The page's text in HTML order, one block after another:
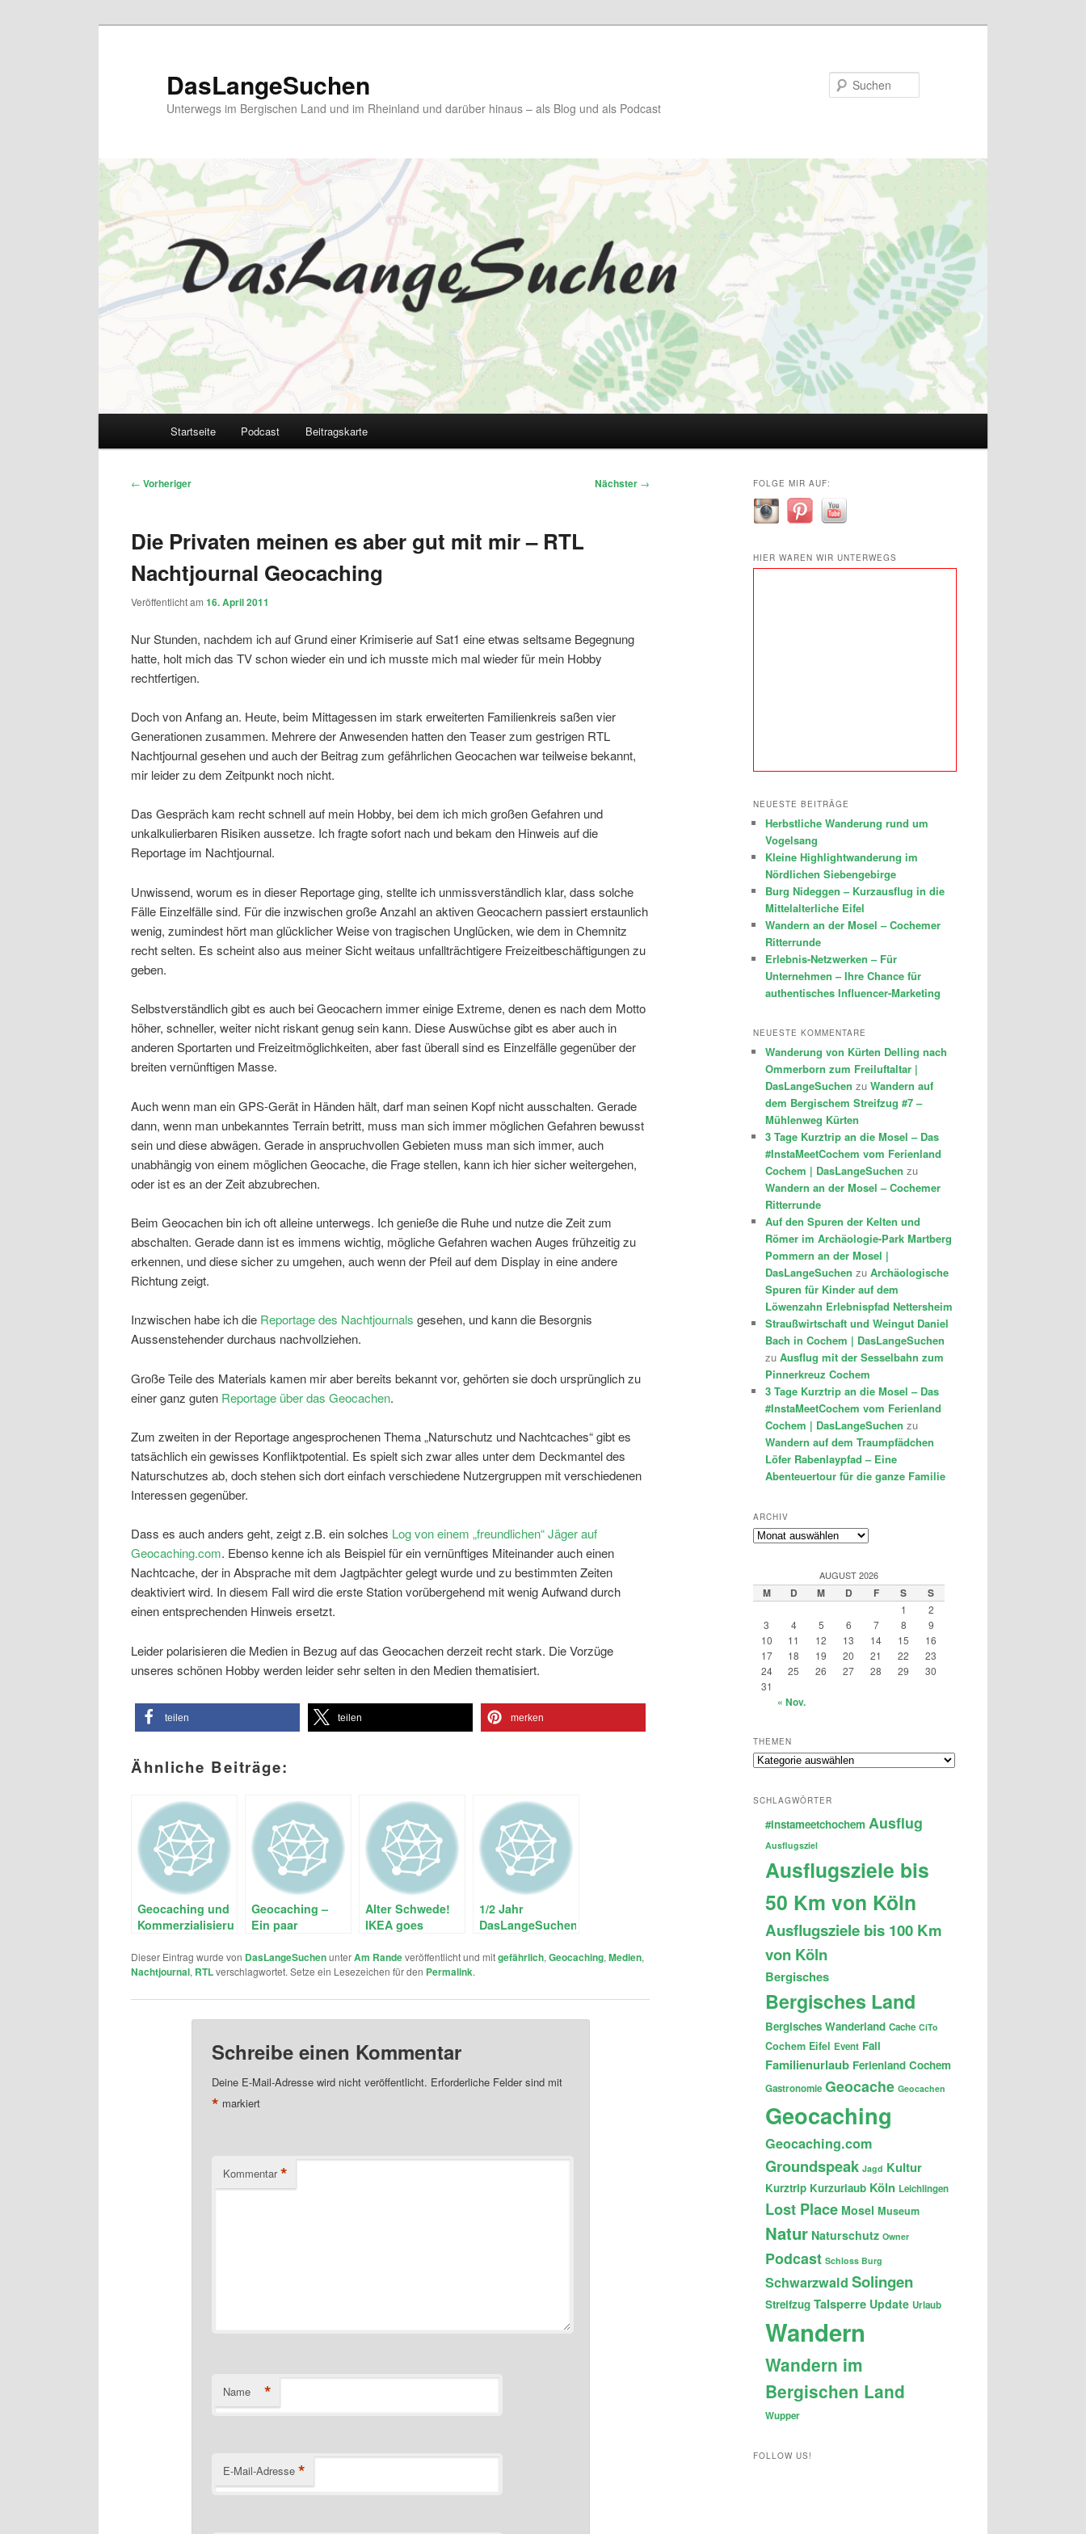
DasLangeSuchen
Unterwegs im Bergischen Land und im Rheinland und darüber hinaus – als Blog und als Podcast
Startseite Podcast Beitragskarte
Beitragsnavigation
← Vorheriger Nächster →
Die Privaten meinen es aber gut mit mir – RTL
Nachtjournal Geocaching
Veröffentlicht am 16. April 2011
Nur Stunden, nachdem ich auf Grund einer Krimiserie auf Sat1 eine etwas seltsame Begegnung
hatte, holt mich das TV schon wieder ein und ich musste mich mal wieder für mein Hobby
rechtfertigen.
Doch von Anfang an. Heute, beim Mittagessen im stark erweiterten Familienkreis saßen vier
Generationen zusammen. Mehrere der Anwesenden hatten den Teaser zum gestrigen RTL
Nachtjournal gesehen und auch der Beitrag zum gefährlichen Geocachen war teilweise bekannt,
mir leider zu dem Zeitpunkt noch nicht.
Das Gespräch kam recht schnell auf mein Hobby, bei dem ich mich großen Gefahren und
unkalkulierbaren Risiken aussetze. Ich fragte sofort nach und bekam den Hinweis auf die
Reportage im Nachtjournal.
Unwissend, worum es in dieser Reportage ging, stellte ich unmissverständlich klar, dass solche
Fälle Einzelfälle sind. Für die inzwischen große Anzahl an aktiven Geocachern passiert erstaunlich
wenig, zumindest hört man glücklicher Weise von tragischen Unglücken, wie dem in Chemnitz
recht selten. Es scheint also aus meiner Sicht weitaus unfallträchtigere Freizeitbeschäftigungen zu
geben.
Selbstverständlich gibt es auch bei Geocachern immer einige Extreme, denen es nach dem Motto
höher, schneller, weiter nicht riskant genug sein kann. Diese Auswüchse gibt es aber auch in
anderen Sportarten und Freizeitmöglichkeiten, aber fast überall sind es Einzelfälle gegenüber der
breiten vernünftigen Masse.
Auch wenn man ein GPS-Gerät in Händen hält, darf man seinen Kopf nicht ausschalten. Gerade
dann, wenn man unbekanntes Terrain betritt, muss man sich immer möglichen Gefahren bewusst
sein und diese abwägen. Gerade in anspruchvollen Gebieten muss man sich immer, auch
unabhängig von einem möglichen Geocache, die Frage stellen, kann ich hier sicher weitergehen,
oder ist es an der Zeit abzubrechen.
Beim Geocachen bin ich oft alleine unterwegs. Ich genieße die Ruhe und nutze die Zeit zum
abschalten. Gerade dann ist es immens wichtig, mögliche Gefahren wachen Auges frühzeitig zu
erkennen, und diese sicher zu umgehen, auch wenn der Pfeil auf dem Display in eine andere
Richtung zeigt.
Inzwischen habe ich die Reportage des Nachtjournals gesehen, und kann die Besorgnis
Aussenstehender durchaus nachvollziehen.
Große Teile des Materials kamen mir aber bereits bekannt vor, gehörten sie doch ursprünglich zu
einer ganz guten Reportage über das Geocachen.
Zum zweiten in der Reportage angesprochenen Thema „Naturschutz und Nachtcaches“ gibt es
tatsächlich ein gewisses Konfliktpotential. Es spielt sich zwar alles unter dem Deckmantel des
Naturschutzes ab, doch stehen sich dort einfach verschiedene Nutzergruppen mit verschiedenen
Interessen gegenüber.
Dass es auch anders geht, zeigt z.B. ein solches Log von einem „freundlichen“ Jäger auf
Geocaching.com. Ebenso kenne ich als Beispiel für ein vernünftiges Miteinander auch einen
Nachtcache, der in Absprache mit dem Jagtpächter gelegt wurde und zu bestimmten Zeiten
deaktiviert wird. In diesem Fall wird die erste Station vorübergehend mit wenig Aufwand durch
einen entsprechenden Hinweis ersetzt.
Leider polarisieren die Medien in Bezug auf das Geocachen derzeit recht stark. Die Vorzüge
unseres schönen Hobby werden leider sehr selten in den Medien thematisiert.
teilen teilen merken
Ähnliche Beiträge:
Geocaching und
Kommerzialisierung
Geocaching –
Ein paar
Entwicklung
Alter Schwede!
IKEA goes
1/2 Jahr
DasLangeSuchen
Geocaching Blog
Dieser Eintrag wurde von DasLangeSuchenunterAm Randeveröffentlicht und mitgefährlich, Geocaching, Medien,
Nachtjournal, RTLverschlagwortet. Setze ein Lesezeichen für den Permalink.
Schreibe einen Kommentar
Deine E-Mail-Adresse wird nicht veröffentlicht. Erforderliche Felder sind mit
* markiert
Kommentar *
Name *
E-Mail-Adresse *
FOLGE MIR AUF:
HIER WAREN WIR UNTERWEGS
NEUESTE BEITRÄGE
Herbstliche Wanderung rund um
Vogelsang
Kleine Highlightwanderung im
Nördlichen Siebengebirge
Burg Nideggen – Kurzausflug in die
Mittelalterliche Eifel
Wandern an der Mosel – Cochemer
Ritterrunde
Erlebnis-Netzwerken – Für
Unternehmen – Ihre Chance für
authentisches Influencer-Marketing
NEUESTE KOMMENTARE
Wanderung von Kürten Delling nach
Ommerborn zum Freiluftaltar |
DasLangeSuchen zu Wandern auf
dem Bergischem Streifzug #7 –
Mühlenweg Kürten
3 Tage Kurztrip an die Mosel – Das
#InstaMeetCochem vom Ferienland
Cochem | DasLangeSuchen zu
Wandern an der Mosel – Cochemer
Ritterrunde
Auf den Spuren der Kelten und
Römer im Archäologie-Park Martberg
Pommern an der Mosel |
DasLangeSuchen zu Archäologische
Spuren für Kinder auf dem
Löwenzahn Erlebnispfad Nettersheim
Straußwirtschaft und Weingut Daniel
Bach in Cochem | DasLangeSuchen
zu Ausflug mit der Sesselbahn zum
Pinnerkreuz Cochem
3 Tage Kurztrip an die Mosel – Das
#InstaMeetCochem vom Ferienland
Cochem | DasLangeSuchen zu
Wandern auf dem Traumpfädchen
Löfer Rabenlaypfad – Eine
Abenteuertour für die ganze Familie
ARCHIV
Archiv
AUGUST 2026
M D M D F S S
1
2
3
4 5 6 7 8
9
10
11 12 13 14 15
16
17
18 19 20 21 22
23
24
25 26 27 28 29
30
31
« Nov.
THEMEN
Themen
SCHLAGWÖRTER
#instameetchochem Ausflug
Ausflugsziel
Ausflugsziele bis
50 Km von Köln
Ausflugsziele bis 100 Km
von Köln
Bergisches
Bergisches Land
Bergisches Wanderland Cache CiTo
Cochem Eifel Event Fail
Familienurlaub Ferienland Cochem
Gastronomie Geocache Geocachen
Geocaching
Geocaching.com
Groundspeak Jagd Kultur
Kurztrip Kurzurlaub Köln Leichlingen
Lost Place Mosel Museum
Natur Naturschutz Owner
Podcast Schloss Burg
Schwarzwald Solingen
Streifzug Talsperre Update Urlaub
Wandern
Wandern im
Bergischen Land
Wupper
FOLLOW US!